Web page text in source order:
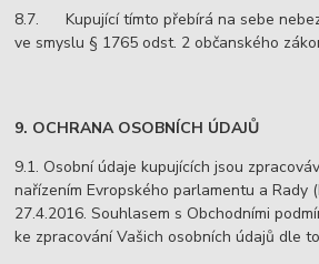
8.7. Kupující tímto přebírá na sebe
ve smyslu § 1765 odst. 2 občanského
9. OCHRANA OSOBNÍCH ÚDAJŮ
9.1. Osobní údaje kupujících jsou
nařízením Evropského parlamentu a Rady
27.4.2016. Souhlasem s Obchodními
ke zpracování Vašich osobních údajů dle